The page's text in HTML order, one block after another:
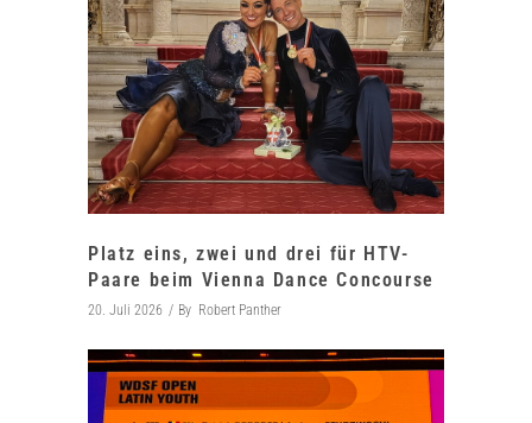
Platz eins, zwei und drei für HTV-
Paare beim Vienna Dance Concourse
20. Juli 2026 By Robert Panther